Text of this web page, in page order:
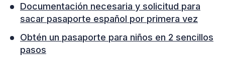
Documentación necesaria y solicitud para
sacar pasaporte español por primera vez
Obtén un pasaporte para niños en 2 sencillos
pasos